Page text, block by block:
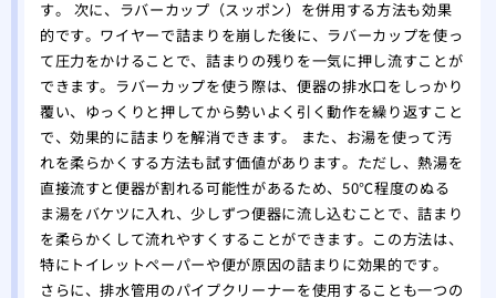
す。 次に、ラバーカップ（スッポン）を併用する方法も効果
的です。ワイヤーで詰まりを崩した後に、ラバーカップを使っ
て圧力をかけることで、詰まりの残りを一気に押し流すことが
できます。ラバーカップを使う際は、便器の排水口をしっかり
覆い、ゆっくりと押してから勢いよく引く動作を繰り返すこと
で、効果的に詰まりを解消できます。 また、お湯を使って汚
れを柔らかくする方法も試す価値があります。ただし、熱湯を
直接流すと便器が割れる可能性があるため、50℃程度のぬる
ま湯をバケツに入れ、少しずつ便器に流し込むことで、詰まり
を柔らかくして流れやすくすることができます。この方法は、
特にトイレットペーパーや便が原因の詰まりに効果的です。
さらに、排水管用のパイプクリーナーを使用することも一つの